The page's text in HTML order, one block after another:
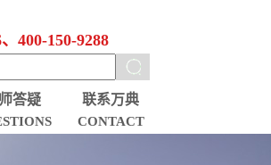
400-150-9288
答疑 联系万典
CONTACT